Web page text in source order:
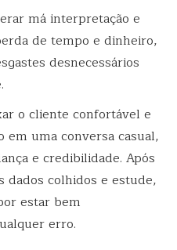
má interpretação e
de tempo e dinheiro,
desnecessários
o cliente confortável e
uma conversa casual,
e credibilidade. Após
dados colhidos e estude,
estar bem
erro.